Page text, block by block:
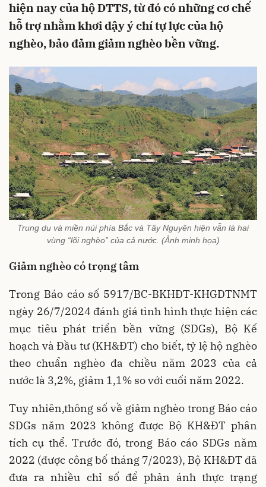
hiện nay của hộ DTTS, từ đó có những cơ chế
hỗ trợ nhằm khơi dậy ý chí tự lực của hộ
nghèo, bảo đảm giảm nghèo bền vững.
Trung du và miền núi phía Bắc và Tây Nguyên hiện vẫn là hai
vùng “lõi nghèo” của cả nước. (Ảnh minh họa)
Giảm nghèo có trọng tâm
Trong Báo cáo số 5917/BC-BKHĐT-KHGDTNMT
ngày 26/7/2024 đánh giá tình hình thực hiện các
mục tiêu phát triển bền vững (SDGs), Bộ Kế
hoạch và Đầu tư (KH&ĐT) cho biết, tỷ lệ hộ nghèo
theo chuẩn nghèo đa chiều năm 2023 của cả
nước là 3,2%, giảm 1,1% so với cuối năm 2022.
Tuy nhiên,thông số về giảm nghèo trong Báo cáo
SDGs năm 2023 không được Bộ KH&ĐT phân
tích cụ thể. Trước đó, trong Báo cáo SDGs năm
2022 (được công bố tháng 7/2023), Bộ KH&ĐT đã
đưa ra nhiều chỉ số để phản ánh thực trạng